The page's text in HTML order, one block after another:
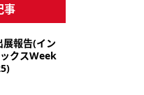
事
展報告(イン
クスWeek